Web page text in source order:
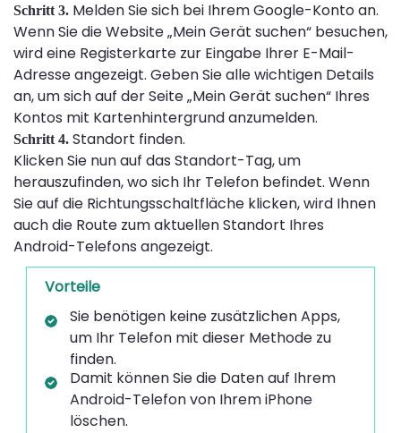
Schritt 3. Melden Sie sich bei Ihrem Google-Konto an.
Wenn Sie die Website „Mein Gerät suchen“ besuchen,
wird eine Registerkarte zur Eingabe Ihrer E-Mail-
Adresse angezeigt. Geben Sie alle wichtigen Details
an, um sich auf der Seite „Mein Gerät suchen“ Ihres
Kontos mit Kartenhintergrund anzumelden.
Schritt 4. Standort finden.
Klicken Sie nun auf das Standort-Tag, um
herauszufinden, wo sich Ihr Telefon befindet. Wenn
Sie auf die Richtungsschaltfläche klicken, wird Ihnen
auch die Route zum aktuellen Standort Ihres
Android-Telefons angezeigt.
Vorteile
Sie benötigen keine zusätzlichen Apps,
um Ihr Telefon mit dieser Methode zu
finden.
Damit können Sie die Daten auf Ihrem
Android-Telefon von Ihrem iPhone
löschen.